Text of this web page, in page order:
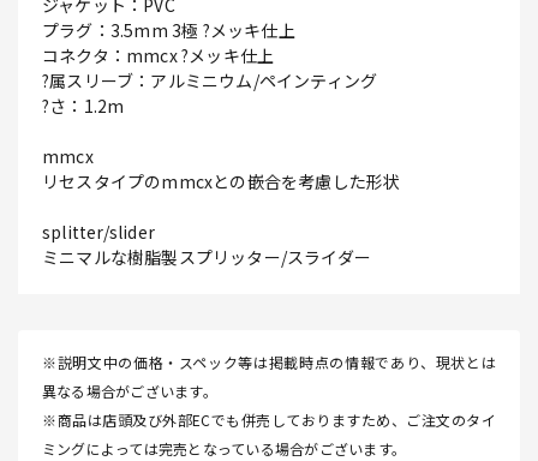
ジャケット：PVC
プラグ：3.5mm 3極 ?メッキ仕上
コネクタ：mmcx ?メッキ仕上
?属スリーブ：アルミニウム/ペインティング
?さ：1.2m
mmcx
リセスタイプのmmcxとの嵌合を考慮した形状
splitter/slider
ミニマルな樹脂製スプリッター/スライダー
※説明文中の価格・スペック等は掲載時点の情報であり、現状とは
異なる場合がございます。
※商品は店頭及び外部ECでも併売しておりますため、ご注文のタイ
ミングによっては完売となっている場合がございます。